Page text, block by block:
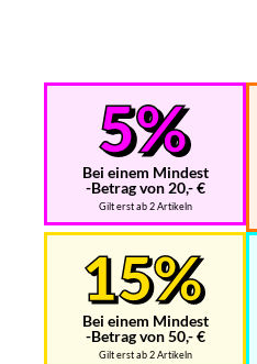
Bei einem Mindest
-Betrag von 20,- €
Gilt erst ab 2 Artikeln
Bei einem Mindest
-Betrag von 50,- €
Gilt erst ab 2 Artikeln